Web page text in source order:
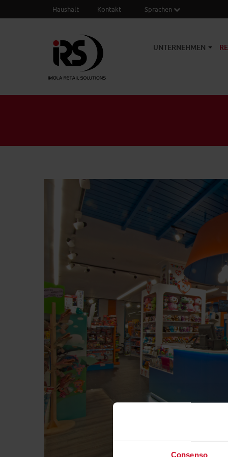
Consenso
Haushalt Kontakt Sprachen
UNTERNEHMEN